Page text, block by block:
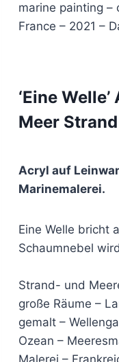
marine painting –
France – 2021 –
‘Eine
Meer
Acryl auf
Marinemalerei.
Eine Welle bricht
Schaumnebel
Strand- und
große Räume –
gemalt –
Ozean –
Malerei –